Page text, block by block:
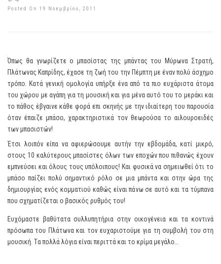
Posted On 19 Νοεμβρίου, 2011
Όπως θα γνωρίζετε ο μπασίστας της μπάντας του Μύρωνα Στρατή,
Πλάτωνας Καπρίδης, έχασε τη ζωή του την Πέμπτη με έναν πολύ άσχημο
τρόπο. Κατά γενική ομολογία υπήρξε ένα από τα πιο ευχάριστα άτομα
του χώρου με αγάπη για τη μουσική και για μένα αυτό του το μεράκι και
το πάθος έβγαινε κάθε φορά επι σκηνής με την ιδιαίτερη του παρουσία
όταν έπαιζε μπάσο, χαρακτηριστικά τον θεωρούσα το αιλουροειδές
των μπασιστών!
Έτσι λοιπόν είπα να αφιερώσουμε αυτήν την εβδομάδα, κατί μικρό,
στους 10 καλύτερους μπασίστες όλων των εποχών που πιθανώς έχουν
εμπνεύσει και όλους τους υπόλοιπους! Και φυσικά να σημειωθεί ότι το
μπάσο παίζει πολύ σημαντικό ρόλο σε μια μπάντα και στην ώρα της
δημιουργίας ενός κομματιού καθώς είναι πάνω σε αυτό και τα τύμπανα
που σχηματίζεται ο βασικός ρυθμός του!
Ευχόμαστε βαθύτατα συλλυπητήρια στην οικογένεια και τα κοντινά
πρόσωπα του Πλάτωνα και τον ευχαριστούμε για τη συμβολή του στη
μουσική. Tα πολλά λόγια είναι περιττά και το κρίμα μεγάλο…